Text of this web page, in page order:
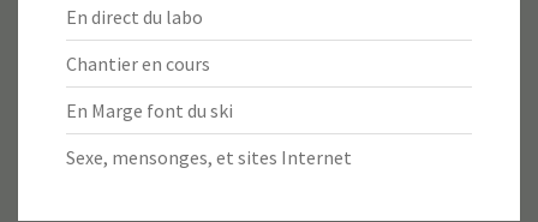
En direct du labo
Chantier en cours
En Marge font du ski
Sexe, mensonges, et sites Internet